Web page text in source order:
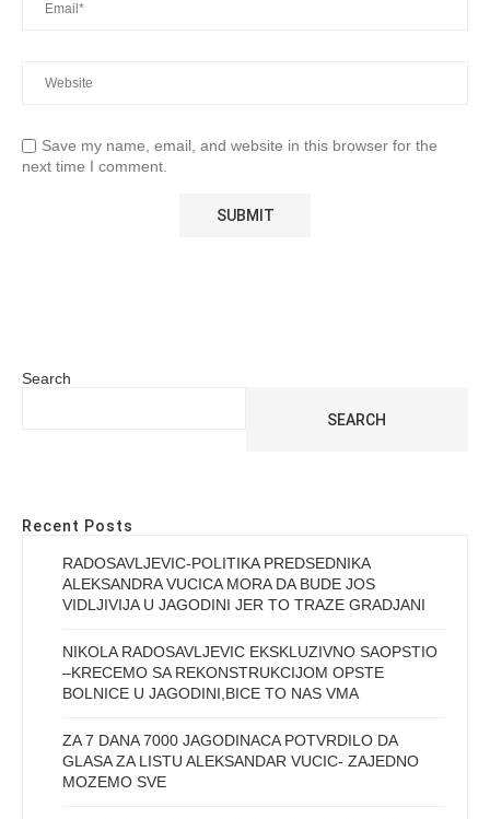
Save my name, email, and website in this browser for the
next time I comment.
Search
SEARCH
Recent Posts
RADOSAVLJEVIC-POLITIKA PREDSEDNIKA
ALEKSANDRA VUCICA MORA DA BUDE JOS
VIDLJIVIJA U JAGODINI JER TO TRAZE GRADJANI
NIKOLA RADOSAVLJEVIC EKSKLUZIVNO SAOPSTIO
–KRECEMO SA REKONSTRUKCIJOM OPSTE
BOLNICE U JAGODINI,BICE TO NAS VMA
ZA 7 DANA 7000 JAGODINACA POTVRDILO DA
GLASA ZA LISTU ALEKSANDAR VUCIC- ZAJEDNO
MOZEMO SVE